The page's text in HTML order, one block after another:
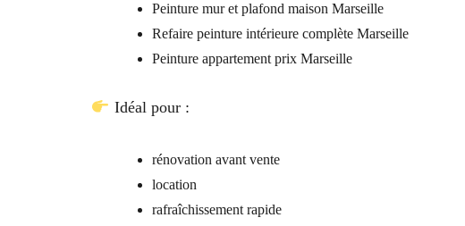
Peinture mur et plafond maison Marseille
Refaire peinture intérieure complète Marseille
Peinture appartement prix Marseille
Idéal pour :
rénovation avant vente
location
rafraîchissement rapide